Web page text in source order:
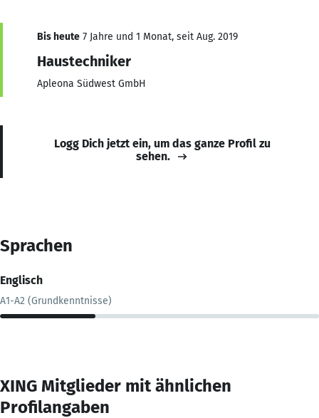
Bis heute 7 Jahre und 1 Monat, seit Aug. 2019
Haustechniker
Apleona Südwest GmbH
Logg Dich jetzt ein, um das ganze Profil zu
sehen.
Sprachen
Englisch
A1-A2 (Grundkenntnisse)
XING Mitglieder mit ähnlichen
Profilangaben